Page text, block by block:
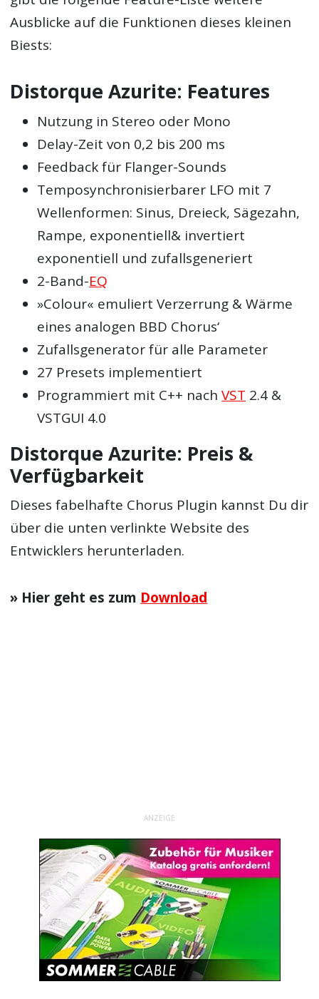
Ausblicke auf die Funktionen dieses kleinen
Biests:
Distorque Azurite: Features
Nutzung in Stereo oder Mono
Delay-Zeit von 0,2 bis 200 ms
Feedback für Flanger-Sounds
Temposynchronisierbarer LFO mit 7
Wellenformen: Sinus, Dreieck, Sägezahn,
Rampe, exponentiell& invertiert
exponentiell und zufallsgeneriert
2-Band-EQ
»Colour« emuliert Verzerrung & Wärme
eines analogen BBD Chorus‘
Zufallsgenerator für alle Parameter
27 Presets implementiert
Programmiert mit C++ nachVST 2.4 &
VSTGUI 4.0
Distorque Azurite: Preis &
Verfügbarkeit
Dieses fabelhafte Chorus Plugin kannst Du dir
über die unten verlinkte Website des
Entwicklers herunterladen.
» Hier geht es zum Download
ANZEIGE